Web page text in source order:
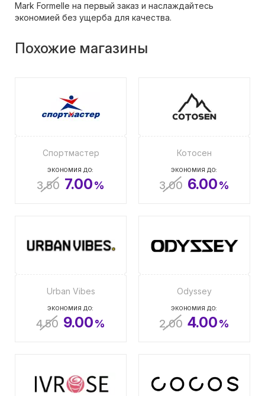
Mark Formelle на первый заказ и наслаждайтесь
экономией без ущерба для качества.
Похожие магазины
Спортмастер
ЭКОНОМИЯ ДО:
3.50 7.00%
Котосен
ЭКОНОМИЯ ДО:
3.00 6.00%
Urban Vibes
ЭКОНОМИЯ ДО:
4.50 9.00%
Odyssey
ЭКОНОМИЯ ДО:
2.00 4.00%